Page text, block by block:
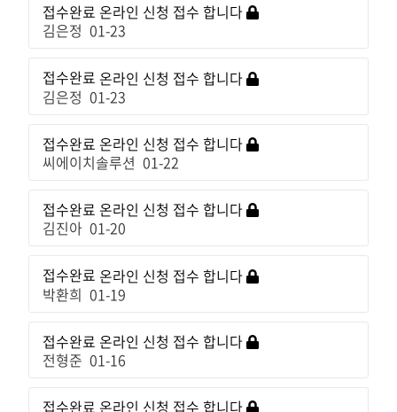
접수완료 온라인 신청 접수 합니다
김은정 01-23
접수완료 온라인 신청 접수 합니다
김은정 01-23
접수완료 온라인 신청 접수 합니다
씨에이치솔루션 01-22
접수완료 온라인 신청 접수 합니다
김진아 01-20
접수완료 온라인 신청 접수 합니다
박환희 01-19
접수완료 온라인 신청 접수 합니다
전형준 01-16
접수완료 온라인 신청 접수 합니다